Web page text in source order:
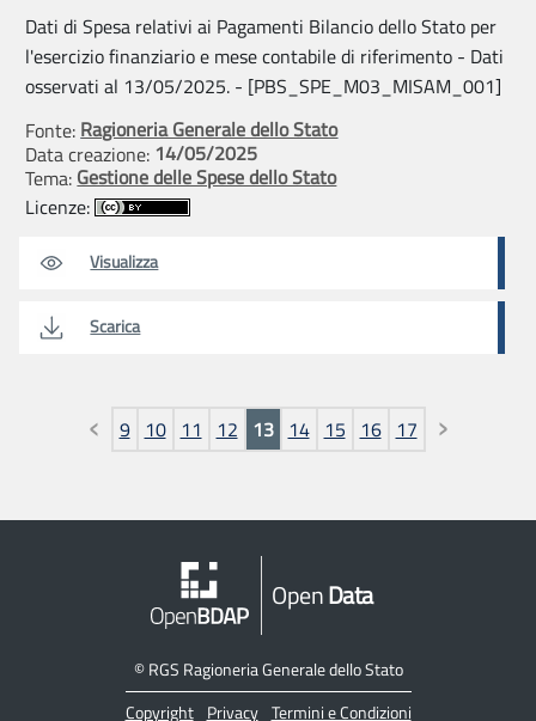
Dati di Spesa relativi ai Pagamenti Bilancio dello Stato per
l'esercizio finanziario e mese contabile di riferimento - Dati
osservati al 13/05/2025. - [PBS_SPE_M03_MISAM_001]
Fonte: Ragioneria Generale dello Stato
Data creazione: 14/05/2025
Tema: Gestione delle Spese dello Stato
Licenze:
Visualizza
Scarica
Pagine 9 10 11 12 13 14 15 16 17
OpenData
©RGS Ragioneria Generale dello Stato
Copyright Privacy Termini e Condizioni